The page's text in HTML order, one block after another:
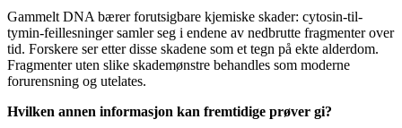
Gammelt DNA bærer forutsigbare kjemiske skader: cytosin-til-
tymin-feillesninger samler seg i endene av nedbrutte fragmenter over
tid. Forskere ser etter disse skadene som et tegn på ekte alderdom.
Fragmenter uten slike skademønstre behandles som moderne
forurensning og utelates.
Hvilken annen informasjon kan fremtidige prøver gi?